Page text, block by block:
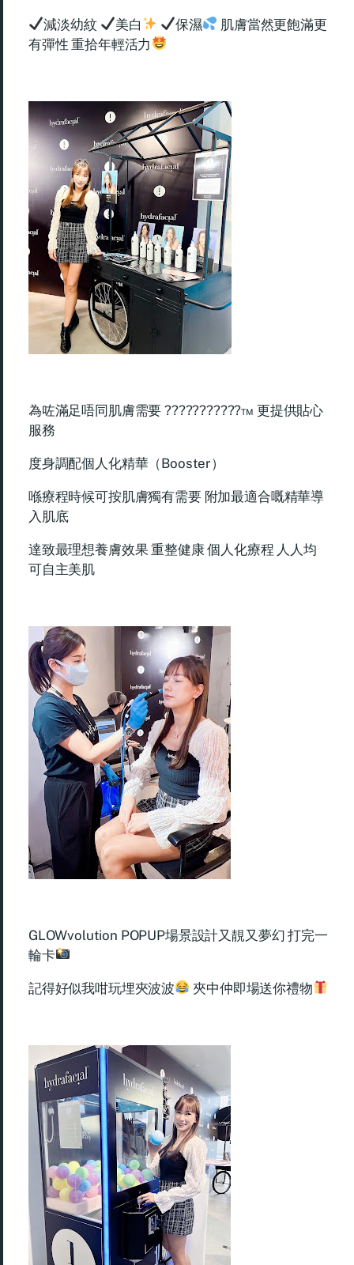
減淡幼紋 美白 保濕
肌膚當然更飽滿更
有彈性 重拾年輕活力
為咗滿足唔同肌膚需要 ???????????™ 更提供貼心
服務
度身調配個人化精華（Booster）
喺療程時候可按肌膚獨有需要 附加最適合嘅精華導
入肌底
達致最理想養膚效果 重整健康 個人化療程 人人均
可自主美肌
GLOWvolution POPUP場景設計又靚又夢幻 打完一
輪卡
記得好似我咁玩埋夾波波 夾中仲即場送你禮物